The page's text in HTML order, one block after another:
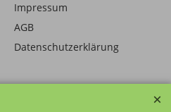
Impressum
AGB
Datenschutzerklärung